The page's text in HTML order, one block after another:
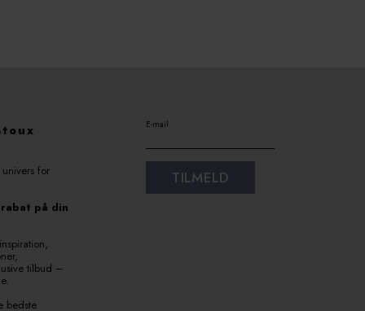
for
på din
tilbud –
bedste
E-mail